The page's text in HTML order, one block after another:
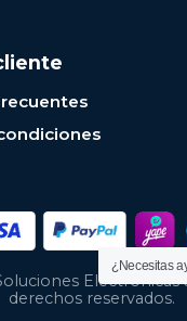
Electrónicas
derechos reservados.
¿Necesitas